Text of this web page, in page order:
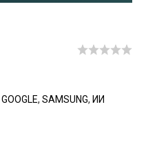
GOOGLE, SAMSUNG, ИИ